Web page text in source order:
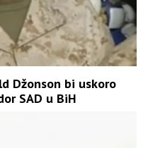
Džonson bi uskoro
SAD u BiH